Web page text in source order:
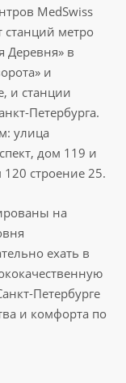
MedSwiss
станций метро
Деревня» в
и
и станции
Петербурга.
улица
дом 119 и
строение 25.
на
ехать в
Петербурге
и комфорта по